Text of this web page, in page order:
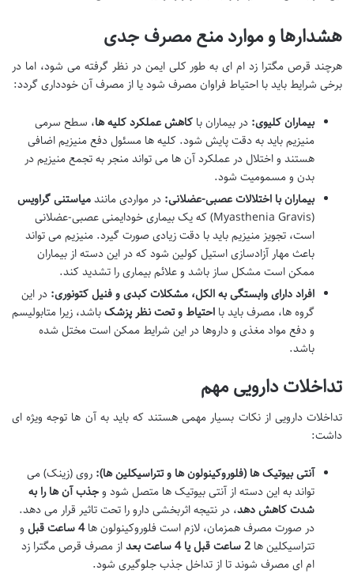
هشدارها و موارد منع مصرف جدی
هرچند قرص مگترا زد ام ای به طور کلی ایمن در نظر گرفته می شود، اما در
برخی شرایط باید با احتیاط فراوان مصرف شود یا از مصرف آن خودداری گردد:
بیماران کلیوی: در بیماران با کاهش عملکرد کلیه ها، سطح سرمی
منیزیم باید به دقت پایش شود. کلیه ها مسئول دفع منیزیم اضافی
هستند و اختلال در عملکرد آن ها می تواند منجر به تجمع منیزیم در
بدن و مسمومیت شود.
بیماران با اختلالات عصبی-عضلانی: در مواردی مانندمیاستنی گراویس
(Myasthenia Gravis) که یک بیماری خودایمنی عصبی-عضلانی
است، تجویز منیزیم باید با دقت زیادی صورت گیرد. منیزیم می تواند
باعث مهار آزادسازی استیل کولین شود که در این دسته از بیماران
ممکن است مشکل ساز باشد و علائم بیماری را تشدید کند.
افراد دارای وابستگی به الکل، مشکلات کبدی و فنیل کتونوری: در این
گروه ها، مصرف باید با احتیاط و تحت نظر پزشکباشد، زیرا متابولیسم
و دفع مواد مغذی و داروها در این شرایط ممکن است مختل شده
باشد.
تداخلات دارویی مهم
تداخلات دارویی از نکات بسیار مهمی هستند که باید به آن ها توجه ویژه ای
داشت:
آنتی بیوتیک ها (فلوروکینولون ها و تتراسیکلین ها): روی (زینک) می
تواند به این دسته از آنتی بیوتیک ها متصل شود وجذب آن ها را به
شدت کاهش دهد، در نتیجه اثربخشی دارو را تحت تاثیر قرار می دهد.
در صورت مصرف همزمان، لازم است فلوروکینولون ها4 ساعت قبل
و
تتراسیکلین ها 2 ساعت قبل یا 4 ساعت بعد
از مصرف قرص مگترا زد
ام ای مصرف شوند تا از تداخل جذب جلوگیری شود.